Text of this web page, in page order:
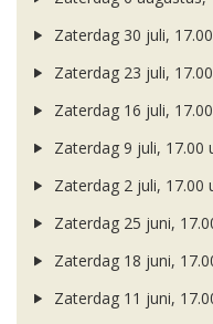
Zaterdag 30 juli,
Zaterdag 23 juli,
Zaterdag 16 juli,
Zaterdag 9 juli, 17.00
Zaterdag 2 juli, 17.00
Zaterdag 25 juni,
Zaterdag 18 juni,
Zaterdag 11 juni,